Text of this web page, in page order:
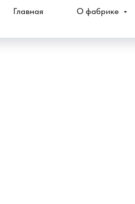
Главная О фабрике